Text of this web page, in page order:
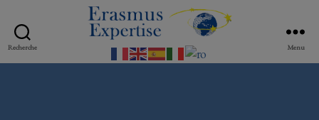
Recherche
Erasmus
Expertise
Menu